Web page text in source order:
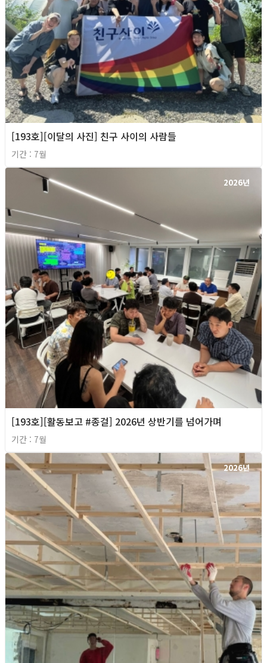
[193호][이달의 사진] 친구 사이의 사람들
기간 : 7월
2026년
[193호][활동보고 #종걸] 2026년 상반기를 넘어가며
기간 : 7월
2026년